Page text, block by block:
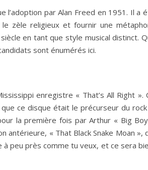
l’adoption par Alan Freed en 1951. Il a
zèle religieux et fournir une
en tant que style musical distinct.
sont énumérés ici.
enregistre « That’s All Right ».
ce disque était le précurseur du
la première fois par Arthur « Big
antérieure, « That Black Snake Moan »,
peu près comme tu veux, et ce sera